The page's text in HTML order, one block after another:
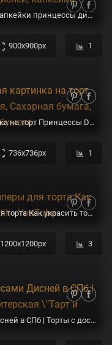
купить Фото-торт Принцессы Дисней, капкейки принцессы дисней
900x900px 1
Съедобная Вафельная сахарная картинка на торт Принцессы Disney 005. Вафельная, Сахарная бумага, Для меренги, Шокотрансферная бумага.
736x736px 1
Торт \"Принцессы Диснея\" Топперы для торта Как украсить торт кремом ///Olya Tortik - YouTube
1200x1200px 3
Купить Торт №1478 - С принцессами Дисней в СПб | Торты с доставкой по СПБ! Кондитерская \"Тарт и Торт\"